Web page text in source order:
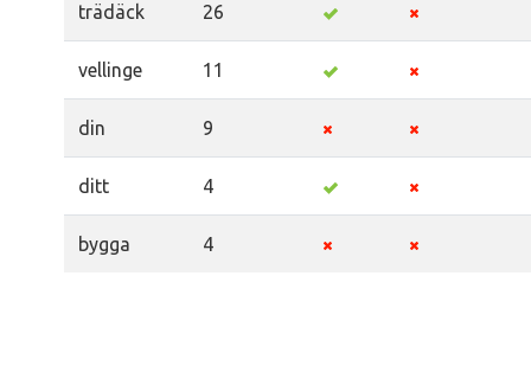
trädäck 26
vellinge 11
din 9
ditt 4
bygga 4